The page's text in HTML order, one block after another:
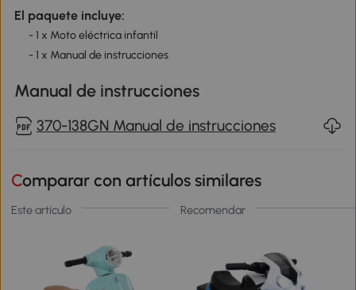
El paquete incluye:
- 1 x Moto eléctrica infantil
- 1 x Manual de instrucciones
Manual de instrucciones
370-138GN Manual de instrucciones
Comparar con artículos similares
Este artículo Recomendar